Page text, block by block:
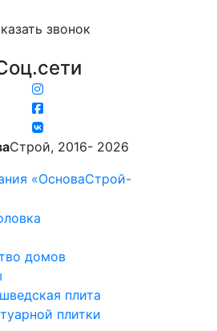
звонок
Строй, 2016- 2026
домов
плита
плитки